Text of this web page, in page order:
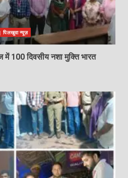
न्यूज़
100 दिवसीय नशा मुक्ति भारत